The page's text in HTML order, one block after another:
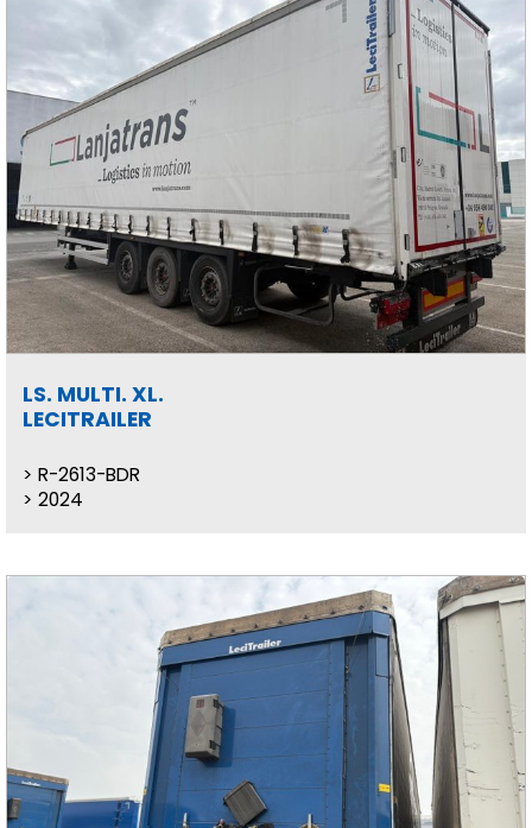
LS. MULTI. XL.
LECITRAILER
R-2613-BDR
2024